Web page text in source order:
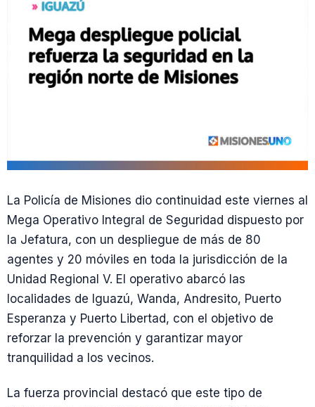
La Policía de Misiones dio continuidad este viernes al
Mega Operativo Integral de Seguridad dispuesto por
la Jefatura, con un despliegue de más de 80
agentes y 20 móviles en toda la jurisdicción de la
Unidad Regional V. El operativo abarcó las
localidades de Iguazú, Wanda, Andresito, Puerto
Esperanza y Puerto Libertad, con el objetivo de
reforzar la prevención y garantizar mayor
tranquilidad a los vecinos.
La fuerza provincial destacó que este tipo de